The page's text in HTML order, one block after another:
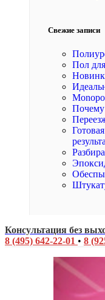
Свежие записи
Пол
Почему
Консультация без
8 (495) 642-22-01 • 8